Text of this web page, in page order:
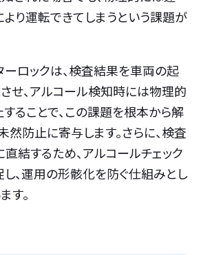
り運転できてしまうという課題が
ーロックは、検査結果を車両の起
せ、アルコール検知時には物理的
ることで、この課題を根本から解
然防止に寄与します。さらに、検査
結するため、アルコールチェック
、運用の形骸化を防ぐ仕組みとし
す。